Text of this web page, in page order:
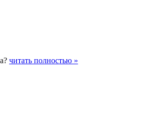
читать полностью »